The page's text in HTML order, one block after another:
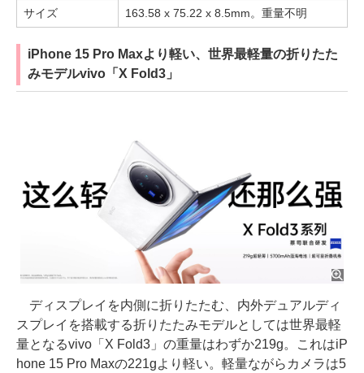
サイズ 163.58 x 75.22 x 8.5mm。重量不明
iPhone 15 Pro Maxより軽い、世界最軽量の折りたた
みモデルvivo「X Fold3」
ディスプレイを内側に折りたたむ、内外デュアルディ
スプレイを搭載する折りたたみモデルとしては世界最軽
量となるvivo「X Fold3」の重量はわずか219g。これはiP
hone 15 Pro Maxの221gより軽い。軽量ながらカメラは5